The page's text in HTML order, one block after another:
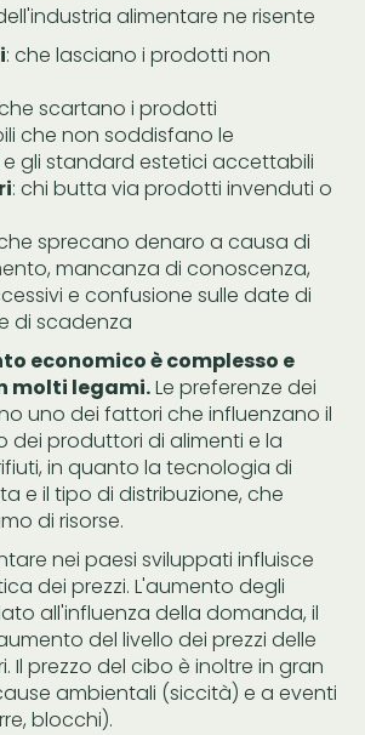
alimentare ne risente
: che lasciano i prodotti non
scartano i prodotti
che non soddisfano le
gli standard estetici accettabili
: chi butta via prodotti invenduti o
sprecano denaro a causa di
mancanza di conoscenza,
e confusione sulle date di
di scadenza
economico è complesso e
molti legami.Le preferenze dei
uno dei fattori che influenzano il
produttori di alimenti e la
in quanto la tecnologia di
e il tipo di distribuzione, che
di risorse.
nei paesi sviluppati influisce
dei prezzi. L'aumento degli
all'influenza della domanda, il
del livello dei prezzi delle
Il prezzo del cibo è inoltre in gran
ambientali (siccità) e a eventi
blocchi).